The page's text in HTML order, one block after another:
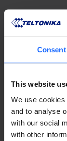
Consent
This website
We use
and to analyse
with our social
with other